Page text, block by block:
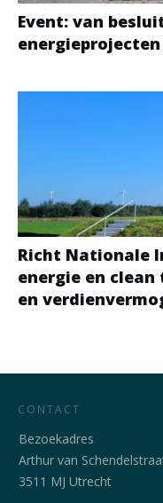
Event: van
Richt Nationale
energie en
en
CONTACT
Bezoekadres
Arthur van
3511 MJ Utrecht